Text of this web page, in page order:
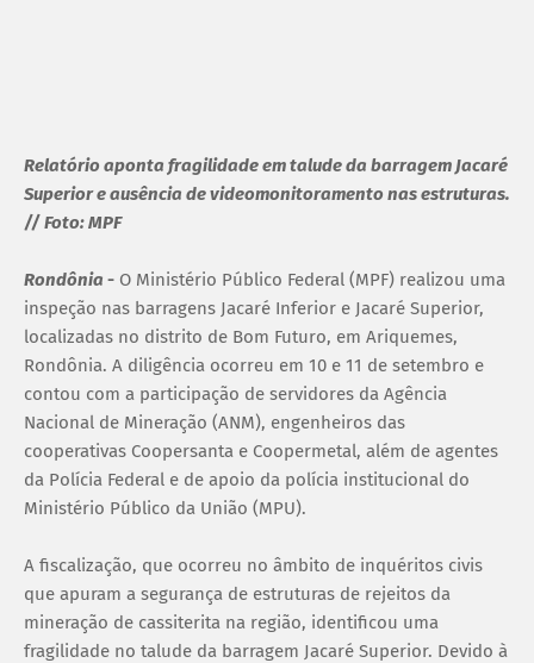
Relatório aponta fragilidade em talude da barragem Jacaré
Superior e ausência de videomonitoramento nas estruturas.
// Foto: MPF
Rondônia - O Ministério Público Federal (MPF) realizou uma
inspeção nas barragens Jacaré Inferior e Jacaré Superior,
localizadas no distrito de Bom Futuro, em Ariquemes,
Rondônia. A diligência ocorreu em 10 e 11 de setembro e
contou com a participação de servidores da Agência
Nacional de Mineração (ANM), engenheiros das
cooperativas Coopersanta e Coopermetal, além de agentes
da Polícia Federal e de apoio da polícia institucional do
Ministério Público da União (MPU).
A fiscalização, que ocorreu no âmbito de inquéritos civis
que apuram a segurança de estruturas de rejeitos da
mineração de cassiterita na região, identificou uma
fragilidade no talude da barragem Jacaré Superior. Devido à